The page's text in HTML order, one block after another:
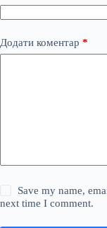
Додати коментар *
Save my name,
next time I comment.